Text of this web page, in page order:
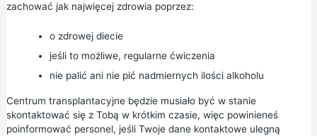
zachować jak najwięcej zdrowia poprzez:
o zdrowej diecie
jeśli to możliwe, regularne ćwiczenia
nie palić ani nie pić nadmiernych ilości alkoholu
Centrum transplantacyjne będzie musiało być w stanie
skontaktować się z Tobą w krótkim czasie, więc powinieneś
poinformować personel, jeśli Twoje dane kontaktowe ulegną